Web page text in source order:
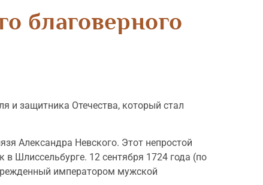
благоверного
и защитника Отечества, который стал
Александра Невского. Этот непростой
в Шлиссельбурге. 12 сентября 1724 года (по
императором мужской